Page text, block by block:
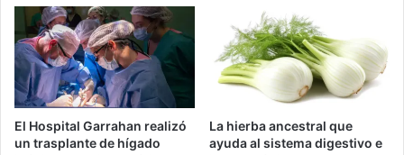
El Hospital Garrahan realizó
un trasplante de hígado
La hierba ancestral que
ayuda al sistema digestivo e